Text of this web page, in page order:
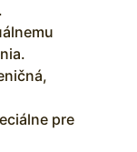
pre